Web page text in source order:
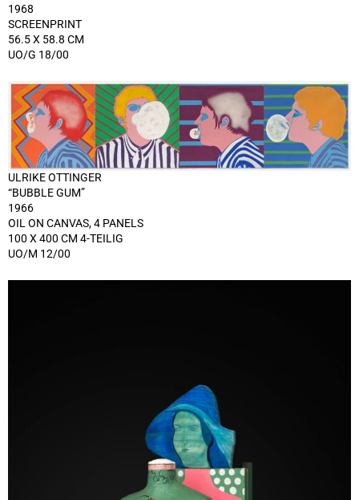
1968
SCREENPRINT
56.5 X 58.8 CM
UO/G 18/00
ULRIKE OTTINGER
“BUBBLE GUM”
1966
OIL ON CANVAS, 4 PANELS
100 X 400 CM 4-TEILIG
UO/M 12/00